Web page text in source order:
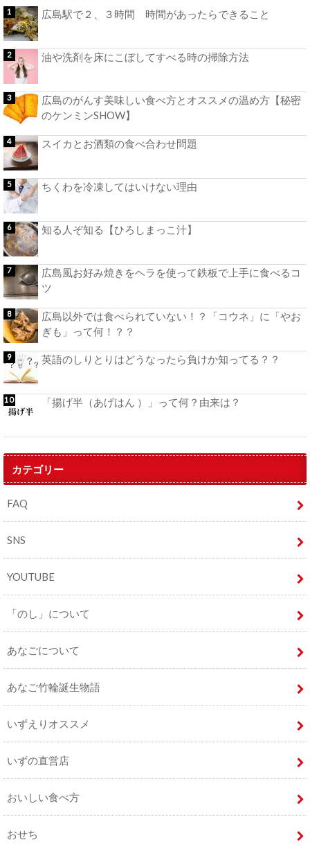
広島駅で２、３時間 時間があったらできること
油や洗剤を床にこぼしてすべる時の掃除方法
広島のがんす美味しい食べ方とオススメの温め方【秘密
のケンミンSHOW】
スイカとお酒類の食べ合わせ問題
ちくわを冷凍してはいけない理由
知る人ぞ知る【ひろしまっこ汁】
広島風お好み焼きをヘラを使って鉄板で上手に食べるコ
ツ
広島以外では食べられていない！？「コウネ」に「やお
ぎも」って何！？？
英語のしりとりはどうなったら負けか知ってる？？
「揚げ半（あげはん ）」って何？由来は？
カテゴリー
FAQ
SNS
YOUTUBE
「のし」について
あなごについて
あなご竹輪誕生物語
いずえりオススメ
いずの直営店
おいしい食べ方
おせち